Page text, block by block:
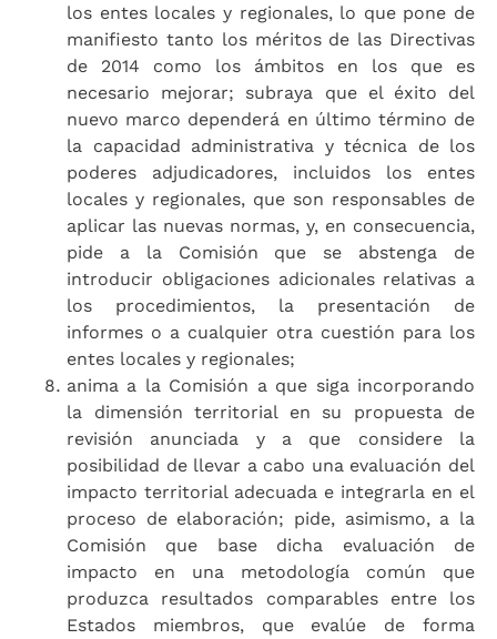
los entes locales y regionales, lo que pone de
manifiesto tanto los méritos de las Directivas
de 2014 como los ámbitos en los que es
necesario mejorar; subraya que el éxito del
nuevo marco dependerá en último término de
la capacidad administrativa y técnica de los
poderes adjudicadores, incluidos los entes
locales y regionales, que son responsables de
aplicar las nuevas normas, y, en consecuencia,
pide a la Comisión que se abstenga de
introducir obligaciones adicionales relativas a
los procedimientos, la presentación de
informes o a cualquier otra cuestión para los
entes locales y regionales;
anima a la Comisión a que siga incorporando
la dimensión territorial en su propuesta de
revisión anunciada y a que considere la
posibilidad de llevar a cabo una evaluación del
impacto territorial adecuada e integrarla en el
proceso de elaboración; pide, asimismo, a la
Comisión que base dicha evaluación de
impacto en una metodología común que
produzca resultados comparables entre los
Estados miembros, que evalúe de forma